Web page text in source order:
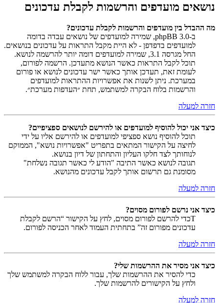
נושאים מועדפים והרשמות לקבלת עדכונים
מה ההבדל בין מועדפים והרשמות לקבלת עדכונים?
ב-phpBB 3.0, שמירה למועדפים של נושאים עבדה בדומה
למועדפים בדפדפן - לא היית מקבל התראות על עדכונים בנושאים.
החל מגרסה 3.1, שמירה למועדפים דומה יותר להרשמה לנושא.
תוכל לקבל התראות כאשר הנושא מתעדכן. הרשמה לפורום,
לעומת זאת, תעדכן אותך כאשר ישר עדכונים לנושא או פורום
במערכת. ניתן לשנות את אפשרויות ההתראות למועדפים
והרשמות בלוח הבקרה למשתמש, תחת ״העדפות מערכת״.
חזרה למעלה
כיצד אני יכול להוסיף למועדפים או להירשם לנושאים ספציפיים?
תוכל להוסיף נושא ספציפי למועדפים או להירשם אליו על ידי
לחיצה על הקישור המתאים בתפריט "אפשרויות נושא", הממוקם
לנוחותך לצד חלקו העליון והתחתון של דיון בנושא.
תגובה לנושא כאשר התיבה "הודע לי כאשר תגובה נשלחת"
מסומנת גם תרשום אותך לקבל עדכונים מהנושא.
חזרה למעלה
כיצד אני נרשם לפורום מסוים?
Tכדי להרשם לפורום מסוים, לחץ על הקישור “הרשם לקבלת
עדכונים מפורום זה” בתחתית העמוד לאחר הכניסה לפורום.
חזרה למעלה
כיצד אני מסיר את ההרשמות שלי?
כדי להסיר את ההרשמות שלך, עבור ללוח הבקרה למשתמש שלך
ולחץ על הקישורים להרשמות שלך.
חזרה למעלה